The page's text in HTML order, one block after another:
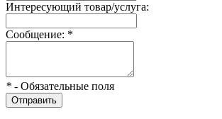
Интересующий товар/услуга:
Сообщение: *
* - Обязательные поля
Отправить